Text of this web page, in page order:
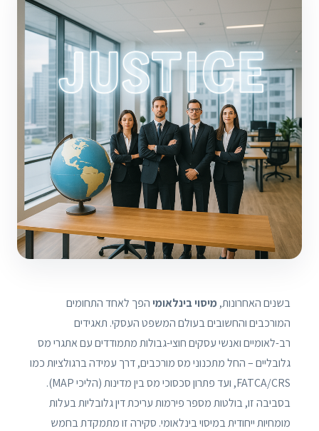
בשנים האחרונות, מיסוי בינלאומי הפך לאחד התחומים
המורכבים והחשובים בעולם המשפט העסקי. תאגידים
רב-לאומיים ואנשי עסקים חוצי-גבולות מתמודדים עם אתגרי מס
גלובליים – החל מתכנוני מס מורכבים, דרך עמידה ברגולציות כמו
FATCA/CRS, ועד פתרון סכסוכי מס בין מדינות (הליכי MAP).
בסביבה זו, בולטות מספר פירמות עריכת דין גלובליות בעלות
מומחיות ייחודית במיסוי בינלאומי. סקירה זו מתמקדת בחמש